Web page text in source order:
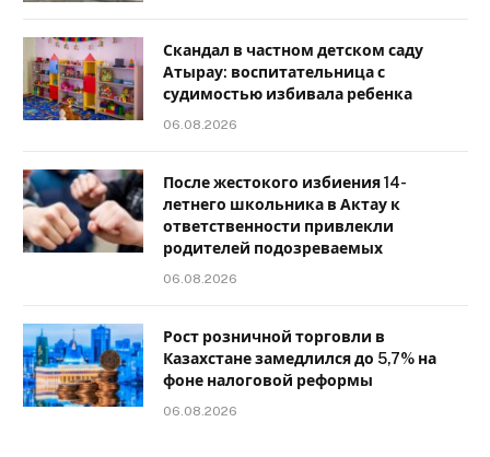
Скандал в частном детском саду
Атырау: воспитательница с
судимостью избивала ребенка
06.08.2026
После жестокого избиения 14-
летнего школьника в Актау к
ответственности привлекли
родителей подозреваемых
06.08.2026
Рост розничной торговли в
Казахстане замедлился до 5,7% на
фоне налоговой реформы
06.08.2026